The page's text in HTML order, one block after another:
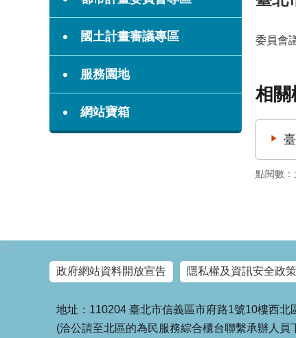
國土計畫審議專區
服務園地
網站寶箱
委員會
相關
點閱數：
:::
政府網站資料開放宣告 隱私權及資訊安全政策
地址：110204 臺北市信義區市府路1號10樓西北
(洽公請至北區的為民服務綜合櫃台聯繫承辦人員